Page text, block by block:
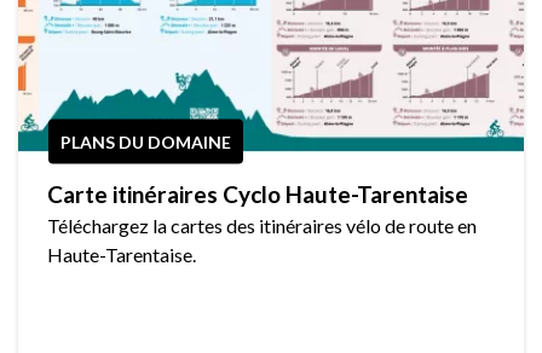
PLANS DU DOMAINE
Carte itinéraires Cyclo Haute-Tarentaise
Téléchargez la cartes des itinéraires vélo de route en
Haute-Tarentaise.